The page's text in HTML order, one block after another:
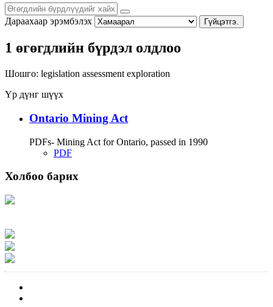
Дараахаар эрэмбэлэх Гүйцэтгэ.
1 өгөгдлийн бүрдэл олдлоо
Шошго: legislation assessment exploration
Үр дүнг шүүх
Ontario Mining Act
PDFs- Mining Act for Ontario, passed in 1990
PDF
Холбоо барих